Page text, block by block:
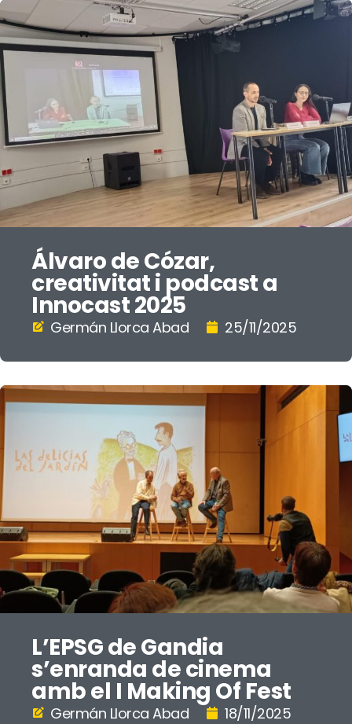
Álvaro de Cózar,
creativitat i podcast a
Innocast 2025
Germán Llorca Abad 25/11/2025
L’EPSG de Gandia
s’enranda de cinema
amb el I Making Of Fest
Germán Llorca Abad 18/11/2025